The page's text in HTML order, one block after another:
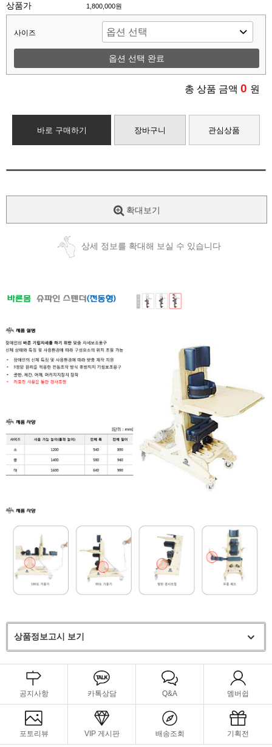
상품가 1,800,000원
사이즈
옵션 선택 완료
총 상품 금액 0 원
바로 구매하기 장바구니 관심상품
확대보기
상세 정보를 확대해 보실 수 있습니다
상품정보고시 보기
공지사항 카톡상담 Q&A 멤버쉽
포토리뷰 VIP 게시판 배송조회 기획전